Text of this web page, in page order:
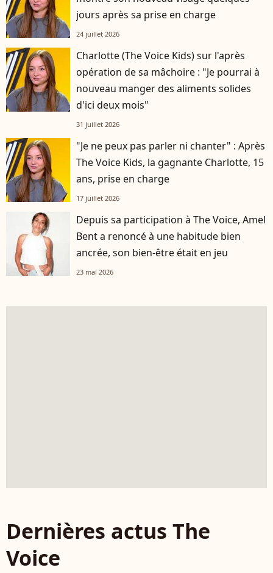
jours après sa prise en charge
24 juillet 2026
Charlotte (The Voice Kids) sur l'après
opération de sa mâchoire : "Je pourrai à
nouveau manger des aliments solides
d'ici deux mois"
31 juillet 2026
"Je ne peux pas parler ni chanter" : Après
The Voice Kids, la gagnante Charlotte, 15
ans, prise en charge
17 juillet 2026
Depuis sa participation à The Voice, Amel
Bent a renoncé à une habitude bien
ancrée, son bien-être était en jeu
23 mai 2026
Dernières actus The
Voice